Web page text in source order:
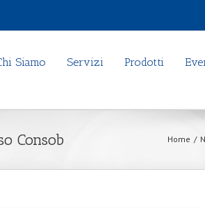
Siamo Servizi Prodotti
Consob Home /